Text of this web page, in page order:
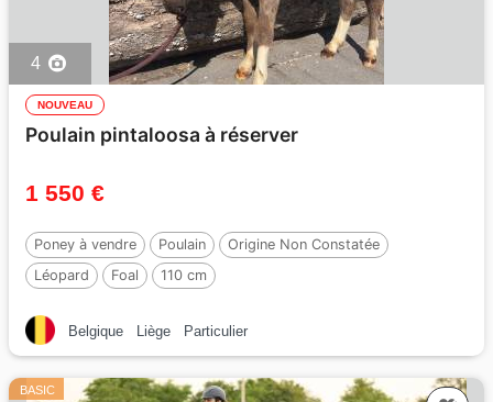
4
NOUVEAU
Poulain pintaloosa à réserver
1 550 €
Poney à vendre Poulain
Origine Non Constatée
Léopard
Foal 110 cm
Belgique Liège Particulier
BASIC